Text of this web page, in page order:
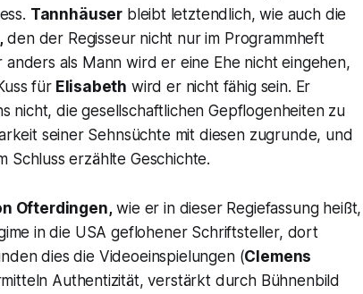
Tannhäuser bleibt letztendlich, wie auch die
den der Regisseur nicht nur im Programmheft
als Mann wird er eine Ehe nicht eingehen,
fürElisabeth wird er nicht fähig sein. Er
nicht, die gesellschaftlichen Gepflogenheiten zu
seiner Sehnsüchte mit diesen zugrunde, und
Schluss erzählte Geschichte.
Ofterdingen,wie er in dieser Regiefassung heißt,
in die USA geflohener Schriftsteller, dort
dies die Videoeinspielungen (Clemens
Authentizität, verstärkt durch Bühnenbild